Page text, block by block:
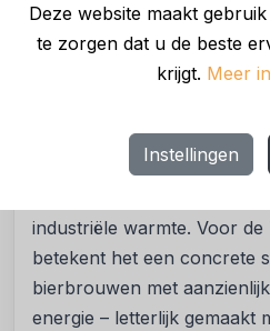
Deze website maakt
te zorgen dat u de beste
krijgt. Meer
Instellingen
directeur van Suncom
motor van onze economie.
elektriciteit slim te
Voor Suncom Energy is
industriële warmte. Voor
betekent het een concrete
bierbrouwen met
energie – letterlijk gemaakt